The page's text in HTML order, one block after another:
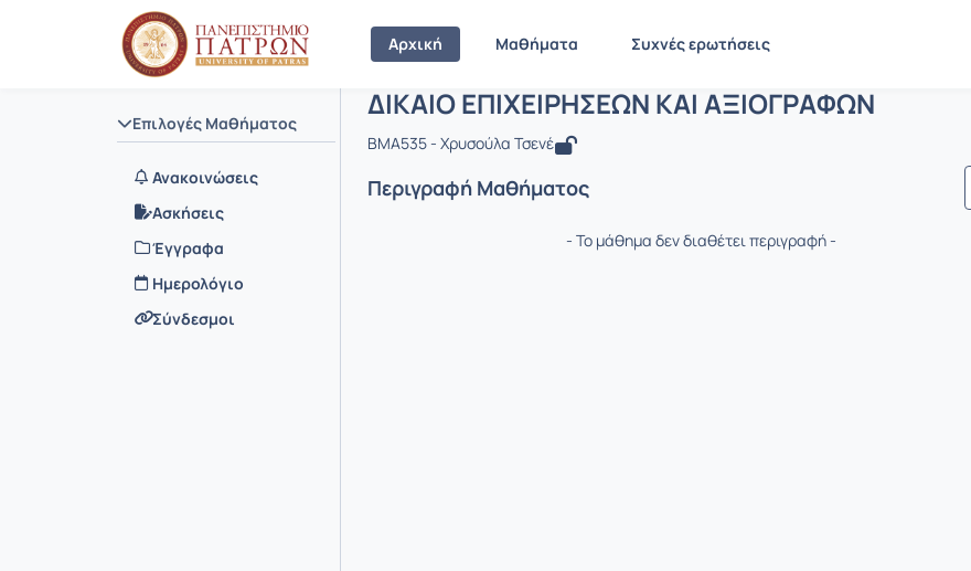
Αρχική Μαθήματα Συχνές ερωτήσεις
Επιλογές Μαθήματος
Ανακοινώσεις
Ασκήσεις
Έγγραφα
Ημερολόγιο
Σύνδεσμοι
Αρχική Σελίδα ΔΙΚΑΙΟ ΕΠΙΧΕΙΡΗΣΕΩΝ ΚΑΙ ΑΞΙΟΓΡΑΦΩΝ
Μάθημα : ΔΙΚΑΙΟ ΕΠΙΧΕΙΡΗΣΕΩΝ ΚΑΙ ΑΞΙΟΓΡΑΦΩΝ
Κωδικός : BMA535
ΔΙΚΑΙΟ ΕΠΙΧΕΙΡΗΣΕΩΝ ΚΑΙ ΑΞΙΟΓΡΑΦΩΝ
BMA535 - Χρυσούλα Τσενέ
Περιγραφή Μαθήματος
- Το μάθημα δεν διαθέτει περιγραφή -